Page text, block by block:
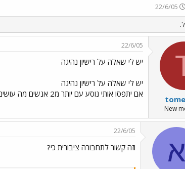
פ
ו
ס
ם
ת
י
ך
22/6/05
New
22/6/05
יש לי שאלה על רישיון נהיגה
יש לי שאלה על רישיון נהיגה
אם יתפסו אותי נוסע עם יותר מ2 אנשים מה עושים לי ?
א
22/6/05
וזה קשור לתחבורה ציבורית כי?